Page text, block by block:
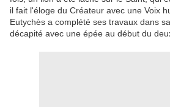
il fait l'éloge du Créateur avec une Voix
Eutychès a complété ses travaux dans
décapité avec une épée au début du